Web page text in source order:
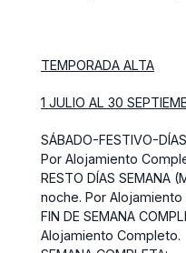
TEMPORADA ALTA
1 JULIO AL 30
SÁBADO-FESTIVO-
Por Alojamiento
RESTO DÍAS SEMANA
noche. Por
FIN DE SEMANA
Alojamiento Completo.